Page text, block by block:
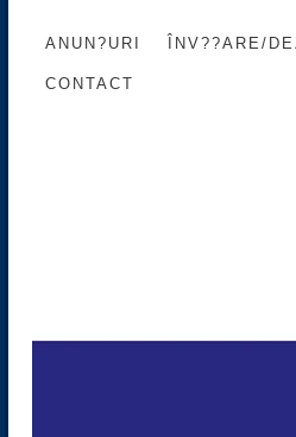
ANUN?URI ÎNV??ARE/
CONTACT